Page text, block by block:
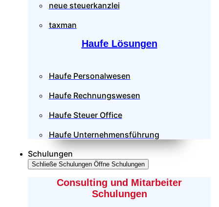
neue steuerkanzlei
taxman
Haufe Lösungen
Haufe Personalwesen
Haufe Rechnungswesen
Haufe Steuer Office
Haufe Unternehmensführung
Schulungen
Schließe Schulungen Öffne Schulungen
Consulting und Mitarbeiter
Schulungen